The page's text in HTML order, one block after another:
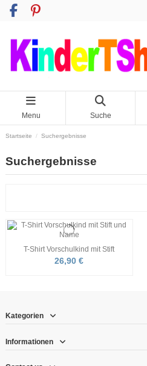
Menu Suche
Startseite Suchergebnisse
Suchergebnisse
T-Shirt Vorschulkind mit Stift
26,90 €
Kategorien
Informationen